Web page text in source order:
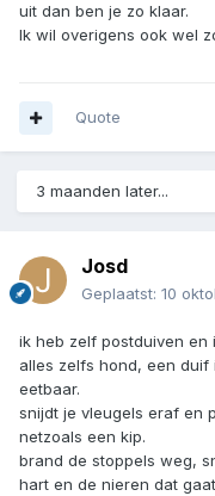
uit dan ben je zo klaar.
Ik wil overigens ook wel
Quote
3 maanden later...
Josd
Geplaatst: 10
ik heb zelf postduiven en
alles zelfs hond, een
eetbaar.
snijdt je vleugels eraf en
netzoals een kip.
brand de stoppels weg,
hart en de nieren dat